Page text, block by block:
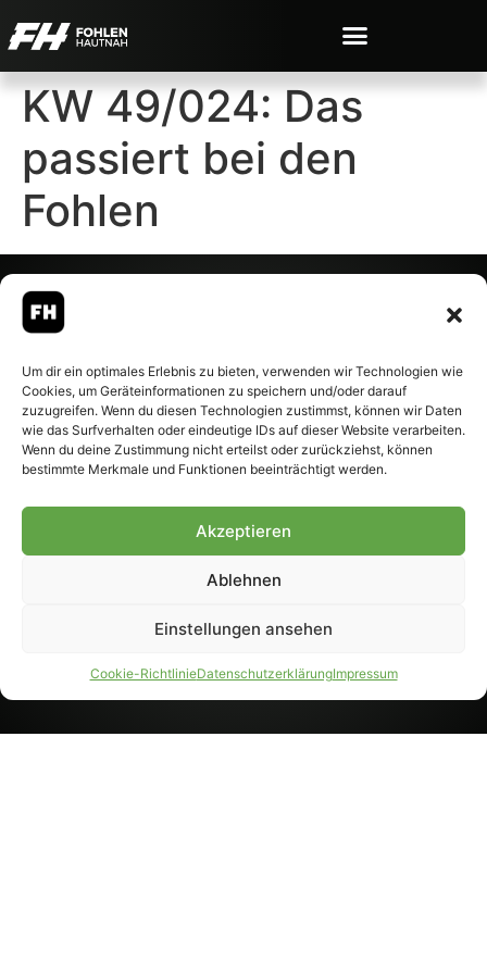
Um dir ein optimales Erlebnis zu bieten, verwenden wir Technologien wie
Cookies, um Geräteinformationen zu speichern und/oder darauf
zuzugreifen. Wenn du diesen Technologien zustimmst, können wir Daten
wie das Surfverhalten oder eindeutige IDs auf dieser Website verarbeiten.
Wenn du deine Zustimmung nicht erteilst oder zurückziehst, können
bestimmte Merkmale und Funktionen beeinträchtigt werden.
Akzeptieren
Ablehnen
Einstellungen ansehen
Cookie-RichtlinieDatenschutzerklärungImpressum
KW 49/024: Das
passiert bei den
Fohlen
– Alle rechte vorbehalten.
Fohlen-Hautnah.de ist ein
offiziell eingetragenes Magazin
bei der Deutschen
Nationalbibliothek (ISSN 1868-
Weiterverarbeitung, auch
Genehmigung.
PARTNER WERDEN
AGB